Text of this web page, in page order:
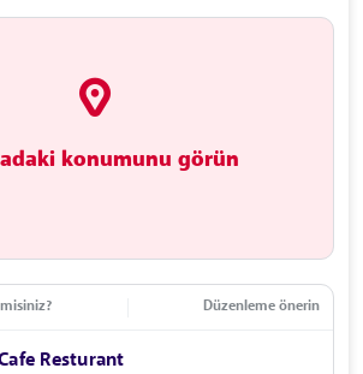
konumunu görün
sahibi misiniz? Düzenleme önerin
Resturant